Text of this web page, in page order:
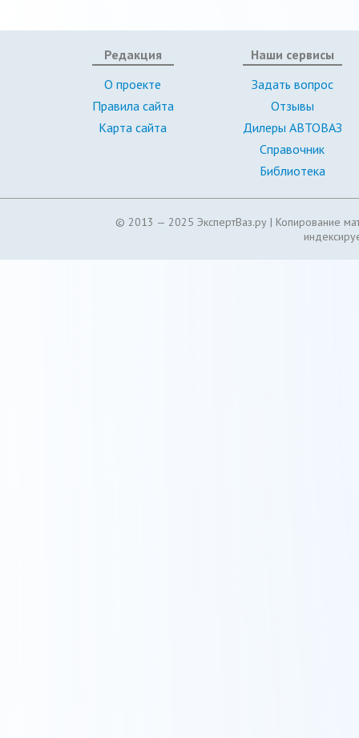
Редакция
О проекте
Правила сайта
Карта сайта
Наши сервисы
Задать вопрос
Отзывы
Дилеры АВТОВАЗ
Справочник
Библиотека
© 2013 — 2025 ЭкспертВаз.ру | Копирование